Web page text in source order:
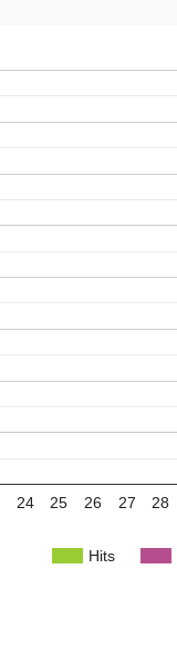
Hits
24 25 26 27 28